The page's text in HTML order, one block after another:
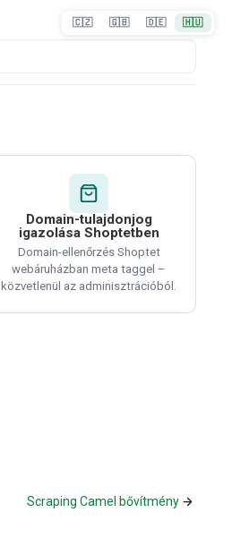
Domain-tulajdonjog
igazolása Shoptetben
Domain-ellenőrzés Shoptet
webáruházban meta taggel –
közvetlenül az adminisztrációból.
Scraping Camel bővítmény
🇨🇿 🇬🇧 🇩🇪 🇭🇺